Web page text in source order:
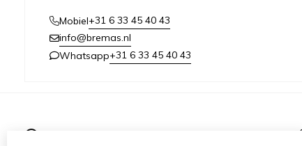
Mobiel+31 6 33 45 40 43
info@bremas.nl
Whatsapp+31 6 33 45 40 43